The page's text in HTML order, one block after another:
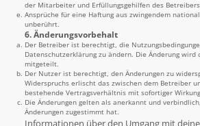
der Mitarbeiter und Erfüllungsgehilfen des
Ansprüche für eine Haftung aus zwingendem
unberührt.
6. Änderungsvorbehalt
Der Betreiber ist berechtigt, die
Datenschutzerklärung zu ändern. Die Änderung wird
mitgeteilt.
Der Nutzer ist berechtigt, den Änderungen zu
Widerspruchs erlischt das zwischen dem Betreiber
bestehende Vertragsverhältnis mit sofortiger
Die Änderungen gelten als anerkannt und
Änderungen zugestimmt hat.
Informationen über den Umgang mit